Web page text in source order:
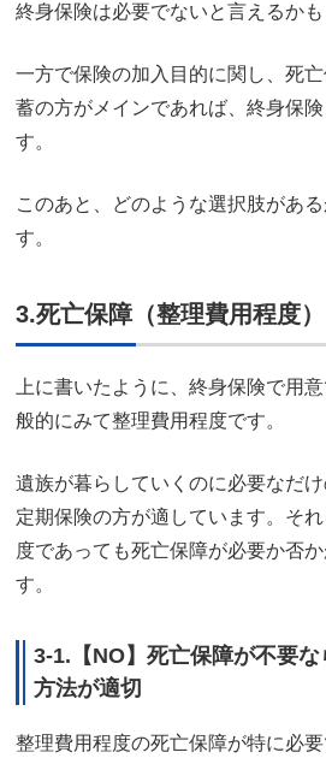
終身保険は必要でないと言えるかも
一方で保険の加入目的に関し、死
蓄の方がメインであれば、終身保
す。
このあと、どのような選択肢があ
す。
3.死亡保障（整理費用程度
上に書いたように、終身保険で用
般的にみて整理費用程度です。
遺族が暮らしていくのに必要なだ
定期保険の方が適しています。そ
度であっても死亡保障が必要か否
す。
3-1.【NO】死亡保障が不要
方法が適切
整理費用程度の死亡保障が特に必